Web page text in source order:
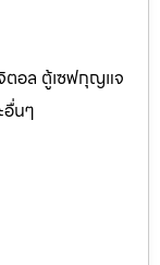
ตอล ตู้เซฟกุญแจ
อื่นๆ